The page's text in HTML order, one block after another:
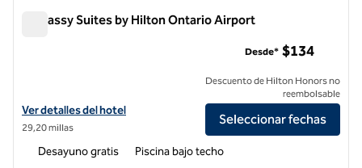
Embassy Suites by Hilton Ontario Airport
Ver detalles del hotel Embassy Suites by Hilton Ontario Airport
Ver detalles del hotel
29,20 millas
Desde* $134
Descuento de Hilton Honors no
reembolsable
Seleccionar fechas
Desayuno gratis Piscina bajo techo